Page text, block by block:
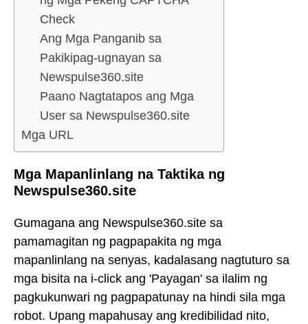
Check
Ang Mga Panganib sa
Pakikipag-ugnayan sa
Newspulse360.site
Paano Nagtatapos ang Mga
User sa Newspulse360.site
Mga URL
Mga Mapanlinlang na Taktika ng
Newspulse360.site
Gumagana ang Newspulse360.site sa
pamamagitan ng pagpapakita ng mga
mapanlinlang na senyas, kadalasang nagtuturo sa
mga bisita na i-click ang 'Payagan' sa ilalim ng
pagkukunwari ng pagpapatunay na hindi sila mga
robot. Upang mapahusay ang kredibilidad nito,